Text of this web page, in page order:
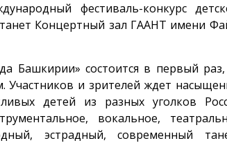
фестиваль-конкурс
Концертный зал ГААНТ имени
Башкирии» состоится в первый
Участников и зрителей ждет
детей из разных уголков
вокальное,
эстрадный, современный